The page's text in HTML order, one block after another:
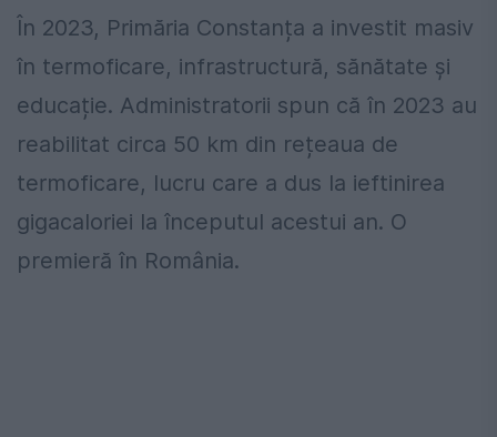
În 2023, Primăria Constanța a investit masiv
în termoficare, infrastructură, sănătate și
educație. Administratorii spun că în 2023 au
reabilitat circa 50 km din rețeaua de
termoficare, lucru care a dus la ieftinirea
gigacaloriei la începutul acestui an. O
premieră în România.